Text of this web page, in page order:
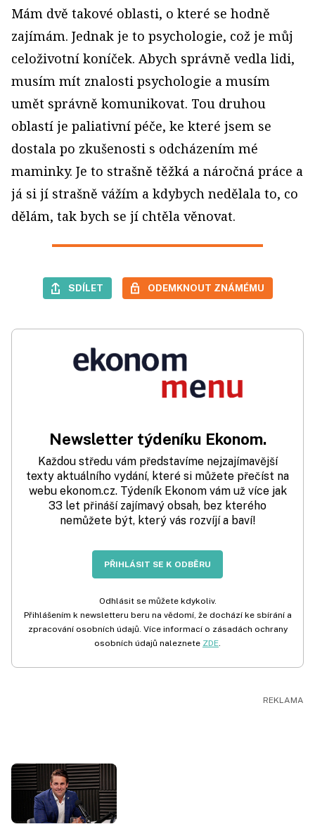
Mám dvě takové oblasti, o které se hodně
zajímám. Jednak je to psychologie, což je můj
celoživotní koníček. Abych správně vedla lidi,
musím mít znalosti psychologie a musím
umět správně komunikovat. Tou druhou
oblastí je paliativní péče, ke které jsem se
dostala po zkušenosti s odcházením mé
maminky. Je to strašně těžká a náročná práce a
já si jí strašně vážím a kdybych nedělala to, co
dělám, tak bych se jí chtěla věnovat.
SDÍLET ODEMKNOUT ZNÁMÉMU
Newsletter týdeníku Ekonom.
Každou středu vám představíme nejzajímavější
texty aktuálního vydání, které si můžete přečíst na
webu ekonom.cz. Týdeník Ekonom vám už více jak
33 let přináší zajímavý obsah, bez kterého
nemůžete být, který vás rozvíjí a baví!
PŘIHLÁSIT SE K ODBĚRU
Odhlásit se můžete kdykoliv.
Přihlášením k newsletteru beru na vědomí, že dochází ke sbírání a
zpracování osobních údajů. Více informací o zásadách ochrany
osobních údajů naleznete ZDE.